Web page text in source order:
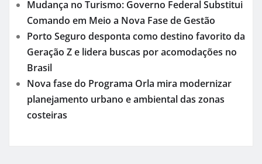
Mudança no Turismo: Governo Federal Substitui
Comando em Meio a Nova Fase de Gestão
Porto Seguro desponta como destino favorito da
Geração Z e lidera buscas por acomodações no
Brasil
Nova fase do Programa Orla mira modernizar
planejamento urbano e ambiental das zonas
costeiras